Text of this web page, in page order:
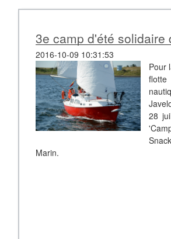
3e camp d'été solidaire
2016-10-09 10:31:53
Pour
28
Marin.